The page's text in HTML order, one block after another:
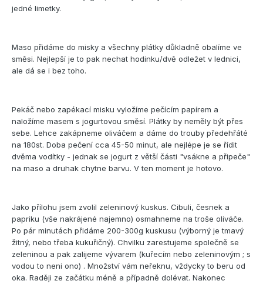
jedné limetky.
Maso přidáme do misky a všechny plátky důkladně obalíme ve
směsi. Nejlepší je to pak nechat hodinku/dvě odležet v lednici,
ale dá se i bez toho.
Pekáč nebo zapékací misku vyložíme pečícím papírem a
naložíme masem s jogurtovou směsí. Plátky by neměly být přes
sebe. Lehce zakápneme oliváčem a dáme do trouby předehřáté
na 180st. Doba pečení cca 45-50 minut, ale nejlépe je se řídit
dvěma vodítky - jednak se jogurt z větší části "vsákne a připeče"
na maso a druhak chytne barvu. V ten moment je hotovo.
Jako přílohu jsem zvolil zeleninový kuskus. Cibuli, česnek a
papriku (vše nakrájené najemno) osmahneme na troše oliváče.
Po pár minutách přidáme 200-300g kuskusu (výborný je tmavý
žitný, nebo třeba kukuřičný). Chvilku zarestujeme společně se
zeleninou a pak zalijeme vývarem (kuřecím nebo zeleninovým ; s
vodou to neni ono) . Množství vám neřeknu, vždycky to beru od
oka. Raději ze začátku méně a případně dolévat. Nakonec